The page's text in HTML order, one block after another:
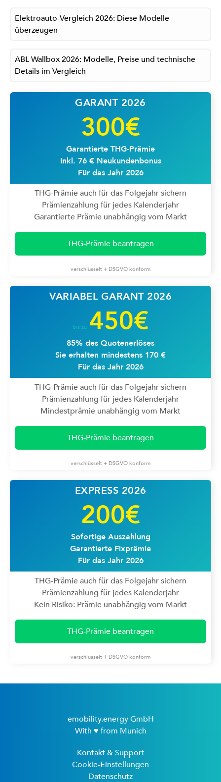
Elektroauto-Vergleich 2026: Diese Modelle
überzeugen
ABL Wallbox 2026: Modelle, Preise und technische
Details im Vergleich
GARANT 2026
300€
Garantierte THG-Prämie
Inkl. 76 € Neukundenbonus
Für das Jahr 2026
THG-Prämie auch für das Folgejahr sichern
Prämienzahlung für jedes Kalenderjahr
Garantierte Prämie unabhängig vom Markt
THG-Prämie beantragen
verschlüsselt + DSGVO konform
VARIABEL GARANT 2026
bis zu450€
85% des Quotenerlöses
Sie erhalten mindestens 170 €
Für das Jahr 2026
THG-Prämie auch für das Folgejahr sichern
Prämienzahlung für jedes Kalenderjahr
Mindestprämie unabhängig vom Markt
THG-Prämie beantragen
verschlüsselt + DSGVO konform
EXPRESS 2026
200€
Sofortige Auszahlung
Garantierte Fixprämie
Für das Jahr 2026
THG-Prämie auch für das Folgejahr sichern
Prämienzahlung für jedes Kalenderjahr
Kein Risiko: Prämie unabhängig vom Markt
THG-Prämie beantragen
verschlüsselt + DSGVO konform
emobility.energy GmbH
With ♥ from Munich
Kontakt & Support
Cookie-Einstellungen
Datenschutz